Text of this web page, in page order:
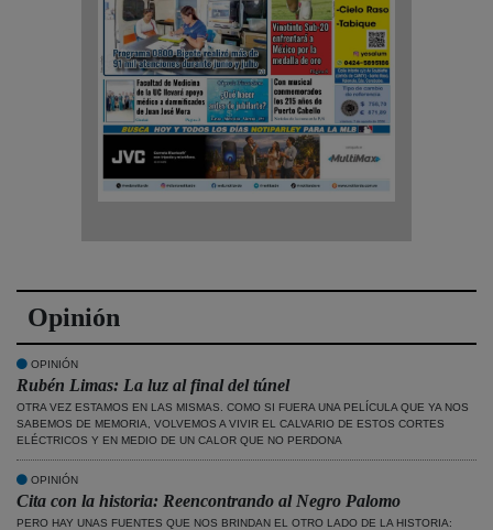
Opinión
OPINIÓN
Rubén Limas: La luz al final del túnel
OTRA VEZ ESTAMOS EN LAS MISMAS. COMO SI FUERA UNA PELÍCULA QUE YA NOS
SABEMOS DE MEMORIA, VOLVEMOS A VIVIR EL CALVARIO DE ESTOS CORTES
ELÉCTRICOS Y EN MEDIO DE UN CALOR QUE NO PERDONA
OPINIÓN
Cita con la historia: Reencontrando al Negro Palomo
PERO HAY UNAS FUENTES QUE NOS BRINDAN EL OTRO LADO DE LA HISTORIA: